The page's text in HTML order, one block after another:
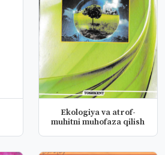
Ekologiya va atrof-
muhitni muhofaza qilish